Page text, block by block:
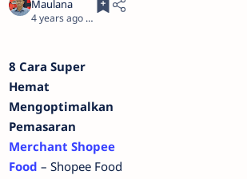
4 years ago 2
8 Cara Super
Hemat
Mengoptimalkan
Pemasaran
Merchant Shopee
Food – Shopee Food